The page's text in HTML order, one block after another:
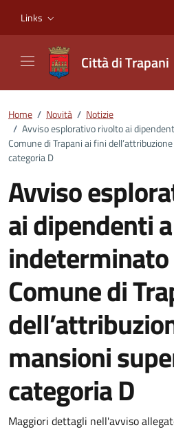
Links
Città di Trapani
Home / Novità / Notizie
/ Avviso esplorativo rivolto ai
Comune di Trapani ai fini
categoria D
Avviso
ai dipendenti
Comune di
mansioni
categoria D
Dettagli della
Maggiori dettagli nell'avviso